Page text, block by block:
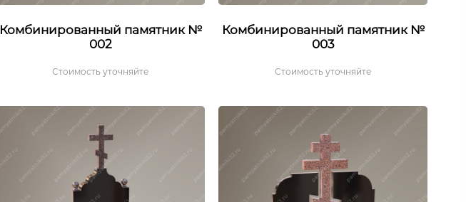
Комбинированный памятник №
002
Стоимость уточняйте
Комбинированный памятник №
003
Стоимость уточняйте